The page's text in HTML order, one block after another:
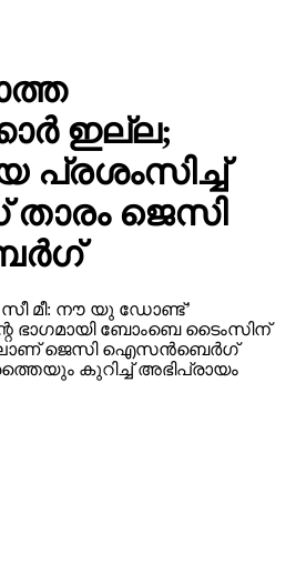
ഇല്ല;
പ്രശംസിച്ച്
ജെസി
മീ: നൗ യു ഡോണ്ട്’
ഭാഗമായി ബോംബെ ടൈംസിന്
ജെസി ഐസന്‍ബെര്‍ഗ്
കുറിച്ച് അഭിപ്രായം